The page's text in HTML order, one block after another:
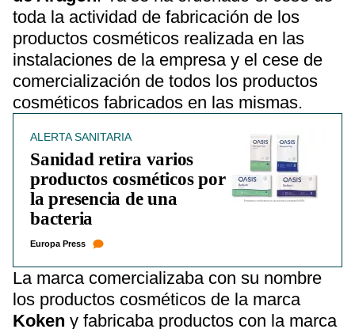
toda la actividad de fabricación de los
productos cosméticos realizada en las
instalaciones de la empresa y el cese de
comercialización de todos los productos
cosméticos fabricados en las mismas.
ALERTA SANITARIA
Sanidad retira varios
productos cosméticos por
la presencia de una
bacteria
Europa Press
La marca comercializaba con su nombre
los productos cosméticos de la marca
Koken y fabricaba productos con la marca